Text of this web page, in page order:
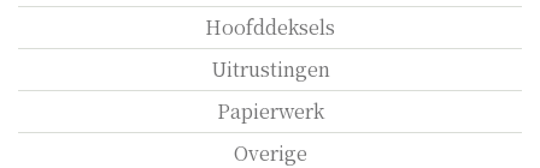
Hoofddeksels
Uitrustingen
Papierwerk
Overige